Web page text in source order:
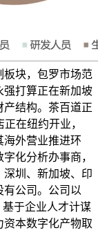
板块，包罗市场范
强打算正在新加坡
结构。茶百道正
在纽约开业，
海外营业推进环
化分析办事商，
深圳、新加坡、印
有公司。公司以
于企业人才计谋
本数字化产物取